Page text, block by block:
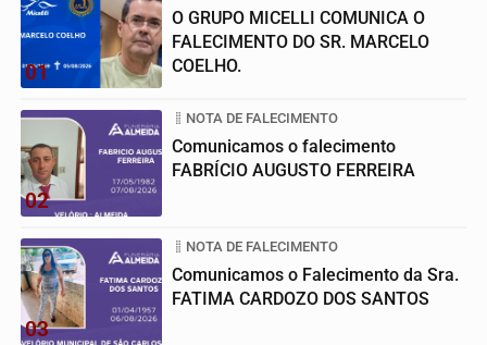
01
O GRUPO MICELLI COMUNICA O
FALECIMENTO DO SR. MARCELO
COELHO.
02
NOTA DE FALECIMENTO
Comunicamos o falecimento
FABRÍCIO AUGUSTO FERREIRA
03
NOTA DE FALECIMENTO
Comunicamos o Falecimento da Sra.
FATIMA CARDOZO DOS SANTOS